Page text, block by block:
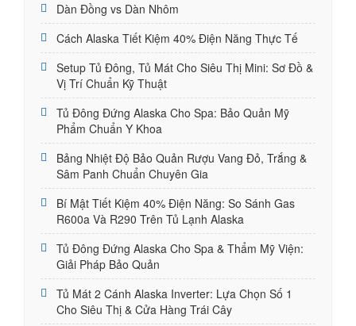
Dàn Đồng vs Dàn Nhôm
Cách Alaska Tiết Kiệm 40% Điện Năng Thực Tế
Setup Tủ Đông, Tủ Mát Cho Siêu Thị Mini: Sơ Đồ &
Vị Trí Chuẩn Kỹ Thuật
Tủ Đông Đứng Alaska Cho Spa: Bảo Quản Mỹ
Phẩm Chuẩn Y Khoa
Bảng Nhiệt Độ Bảo Quản Rượu Vang Đỏ, Trắng &
Sâm Panh Chuẩn Chuyên Gia
Bí Mật Tiết Kiệm 40% Điện Năng: So Sánh Gas
R600a Và R290 Trên Tủ Lạnh Alaska
Tủ Đông Đứng Alaska Cho Spa & Thẩm Mỹ Viện:
Giải Pháp Bảo Quản
Tủ Mát 2 Cánh Alaska Inverter: Lựa Chọn Số 1
Cho Siêu Thị & Cửa Hàng Trái Cây